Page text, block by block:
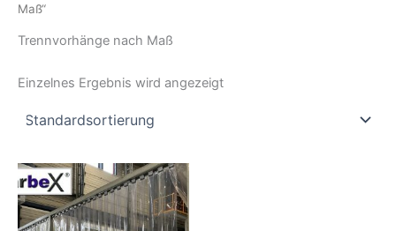
Maß“
Trennvorhänge nach Maß
Einzelnes Ergebnis wird angezeigt